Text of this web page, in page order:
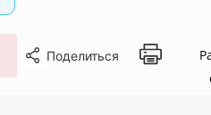
Поделиться